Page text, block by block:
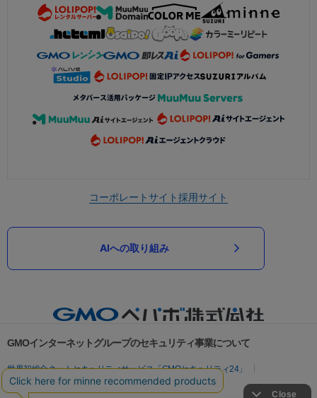
コーポレートサイト採用サイト
AIへの取り組み
GMOインターネットグループのセキュリティ事業について
世界初総合ネットセキュリティサービス「GMOセキュリティ24」
パスワード漏洩診断
Webサイトリスク診断